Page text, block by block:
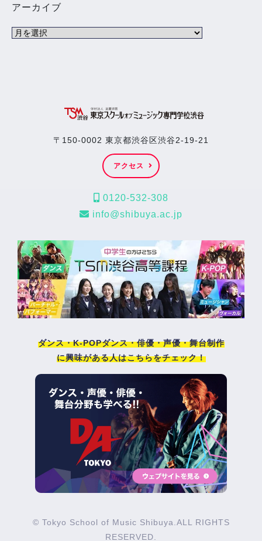
アーカイブ
〒150-0002 東京都渋谷区渋谷2-19-21
アクセス
0120-532-308
info@shibuya.ac.jp
ダンス・K-POPダンス・俳優・声優・舞台制作
に興味がある人はこちらをチェック！
© Tokyo School of Music Shibuya.ALL RIGHTS
RESERVED.